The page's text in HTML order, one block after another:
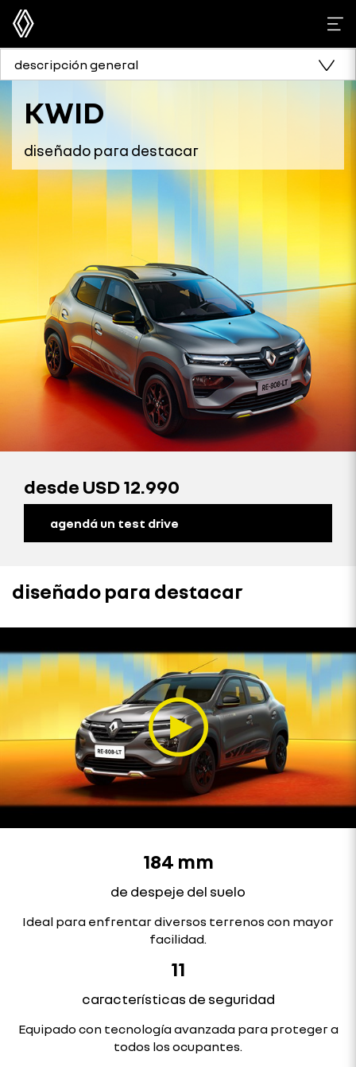
descripción general
KWID
diseñado para destacar
desde USD 12.990
agendá un test drive
diseñado para destacar
184 mm
de despeje del suelo
Ideal para enfrentar diversos terrenos con mayor
facilidad.
11
características de seguridad
Equipado con tecnología avanzada para proteger a
todos los ocupantes.